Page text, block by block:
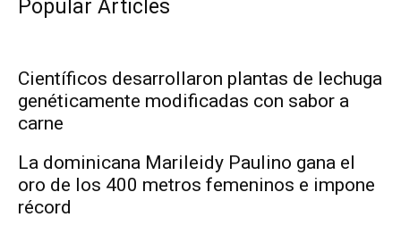
Popular Articles
Científicos desarrollaron plantas de lechuga
genéticamente modificadas con sabor a
carne
La dominicana Marileidy Paulino gana el
oro de los 400 metros femeninos e impone
récord